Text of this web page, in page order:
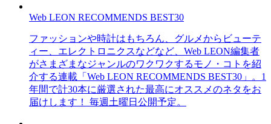
Web LEON RECOMMENDS BEST30
ファッションや時計はもちろん、グルメからビューテ
ィー、エレクトロニクスなどなど、Web LEON編集者
がさまざまなジャンルのワクワクするモノ・コトを紹
介する連載「Web LEON RECOMMENDS BEST30」。1
年間で計30本に厳選された最高にオススメのネタをお
届けします！ 毎週土曜日公開予定。